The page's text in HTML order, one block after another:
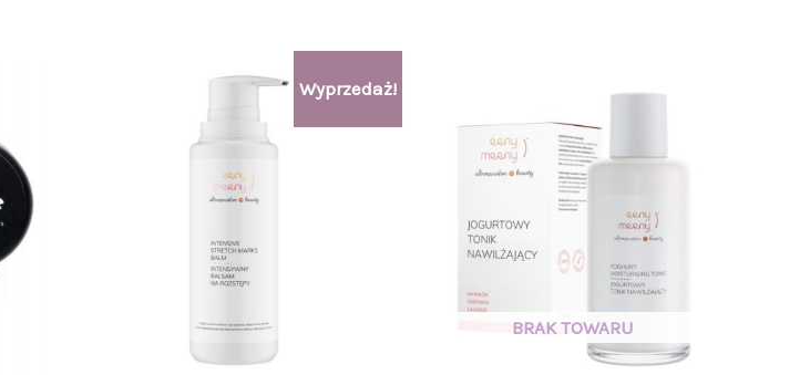
Wyprzedaż!
wynosiła:wynosi: